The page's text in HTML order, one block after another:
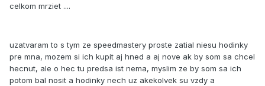
celkom mrziet ....
uzatvaram to s tym ze speedmastery proste zatial niesu hodinky
pre mna, mozem si ich kupit aj hned a aj nove ak by som sa chcel
hecnut, ale o hec tu predsa ist nema, myslim ze by som sa ich
potom bal nosit a hodinky nech uz akekolvek su vzdy a